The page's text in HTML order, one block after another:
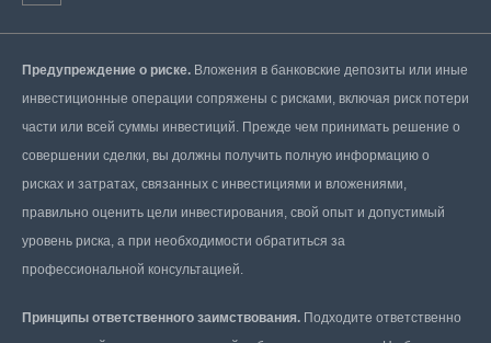
Предупреждение о риске. Вложения в банковские депозиты или иные
инвестиционные операции сопряжены с рисками, включая риск потери
части или всей суммы инвестиций. Прежде чем принимать решение о
совершении сделки, вы должны получить полную информацию о
рисках и затратах, связанных с инвестициями и вложениями,
правильно оценить цели инвестирования, свой опыт и допустимый
уровень риска, а при необходимости обратиться за
профессиональной консультацией.
Принципы ответственного заимствования. Подходите ответственно